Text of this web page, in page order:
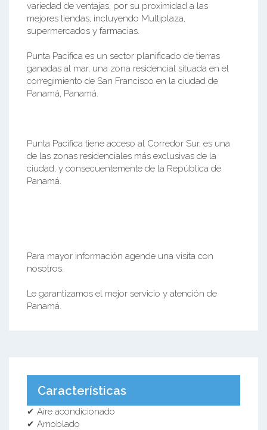
variedad de ventajas, por su proximidad a las
mejores tiendas, incluyendo Multiplaza,
supermercados y farmacias.
Punta Pacífica es un sector planificado de tierras
ganadas al mar, una zona residencial situada en el
corregimiento de San Francisco en la ciudad de
Panamá, Panamá.
Punta Pacífica tiene acceso al Corredor Sur, es una
de las zonas residenciales más exclusivas de la
ciudad, y consecuentemente de la República de
Panamá.
Para mayor información agende una visita con
nosotros.
Le garantizamos el mejor servicio y atención de
Panamá.
Características
✔ Aire acondicionado
✔ Amoblado